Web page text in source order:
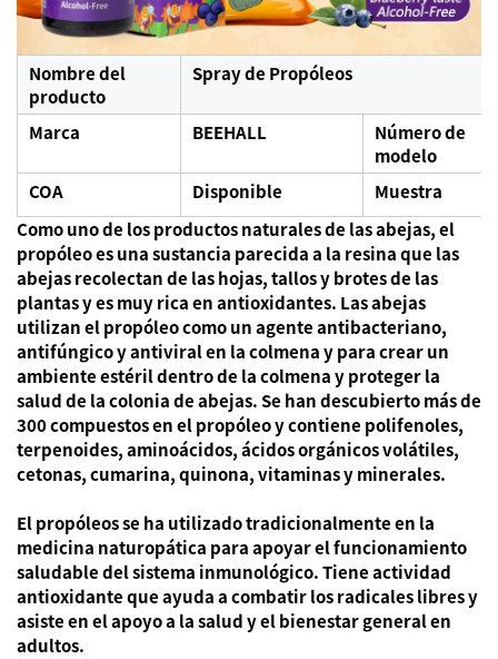
Nombre del
producto
Spray de Propóleos
Marca BEEHALL
Número de
modelo
COA
Disponible
Muestra
Como uno de los productos naturales de las abejas, el
propóleo es una sustancia parecida a la resina que las
abejas recolectan de las hojas, tallos y brotes de las
plantas y es muy rica en antioxidantes. Las abejas
utilizan el propóleo como un agente antibacteriano,
antifúngico y antiviral en la colmena y para crear un
ambiente estéril dentro de la colmena y proteger la
salud de la colonia de abejas. Se han descubierto más de
300 compuestos en el propóleo y contiene polifenoles,
terpenoides, aminoácidos, ácidos orgánicos volátiles,
cetonas, cumarina, quinona, vitaminas y minerales.
El propóleos se ha utilizado tradicionalmente en la
medicina naturopática para apoyar el funcionamiento
saludable del sistema inmunológico. Tiene actividad
antioxidante que ayuda a combatir los radicales libres y
asiste en el apoyo a la salud y el bienestar general en
adultos.